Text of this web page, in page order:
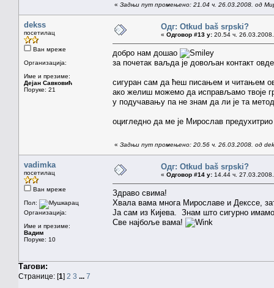
« Задњи пут промењено: 21.04 ч. 26.03.2008. од
dekss
посетилац
Ван мреже
Организација:
Име и презиме:
Дејан Савковић
Поруке: 21
Одг: Otkud baš srpski?
« Одговор #13 у: 20.54 ч.
добро нам дошао
за почетак ваљда је довољан контакт
сигуран сам да ћеш писањем и читањем
ако желиш можемо да исправљамо твоје
у подучавању па не знам да ли је та
оцигледно да ме је Мирослав
« Задњи пут промењено: 20.56 ч. 26.03.2008. од
vadimka
посетилац
Ван мреже
Пол:
Организација:
Име и презиме:
Вадим
Поруке: 10
Одг: Otkud baš srpski?
« Одговор #14 у: 14.44 ч.
Здраво свима!
Хвала вама многа Мирославе и Декссе,
Ја сам из Кијева. Знам што сигурно
Све најбоље вама!
Тагови:
Странице: [1] 2 3 ... 7